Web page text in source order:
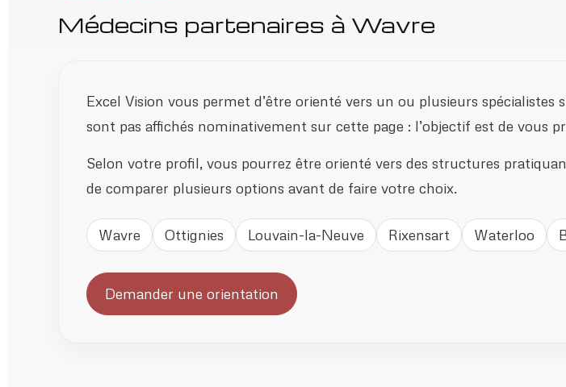
Médecins partenaires à Wavre
Excel Vision vous permet d’être orienté vers un ou plusieurs
sont pas affichés nominativement sur cette page : l’objectif est de vous
Selon votre profil, vous pourrez être orienté vers des structures
de comparer plusieurs options avant de faire votre choix.
Wavre Ottignies Louvain-la-Neuve Rixensart Waterloo
Demander une orientation